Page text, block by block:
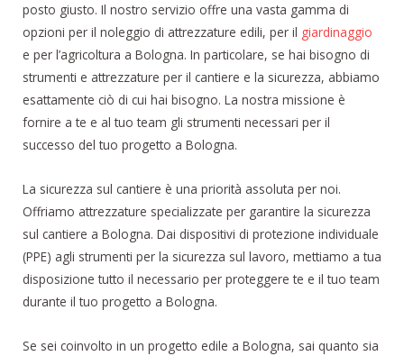
posto giusto. Il nostro servizio offre una vasta gamma di
opzioni per il noleggio di attrezzature edili, per il giardinaggio
e per l’agricoltura a Bologna. In particolare, se hai bisogno di
strumenti e attrezzature per il cantiere e la sicurezza, abbiamo
esattamente ciò di cui hai bisogno. La nostra missione è
fornire a te e al tuo team gli strumenti necessari per il
successo del tuo progetto a Bologna.
La sicurezza sul cantiere è una priorità assoluta per noi.
Offriamo attrezzature specializzate per garantire la sicurezza
sul cantiere a Bologna. Dai dispositivi di protezione individuale
(PPE) agli strumenti per la sicurezza sul lavoro, mettiamo a tua
disposizione tutto il necessario per proteggere te e il tuo team
durante il tuo progetto a Bologna.
Se sei coinvolto in un progetto edile a Bologna, sai quanto sia